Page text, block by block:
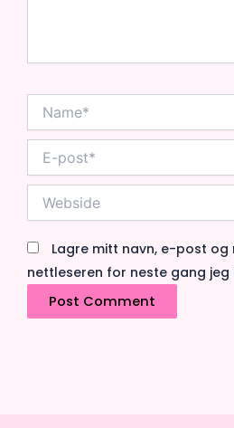
post*
Lagre mitt navn, e-post og
nettleseren for neste gang jeg